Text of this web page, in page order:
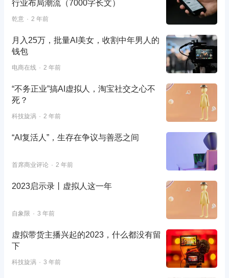
行业布局潮流（7000字长文）
乾意 2 年前
月入25万，批量AI美女，收割中年男人的
钱包
电商在线 2 年前
“不务正业”搞AI虚拟人，淘宝社交之心不
死？
科技旋涡 2 年前
“AI复活人”，生存在争议与善恶之间
首席商业评论 2 年前
2023启示录丨虚拟人这一年
自象限 3 年前
虚拟带货主播兴起的2023，什么都没有留
下
科技旋涡 3 年前